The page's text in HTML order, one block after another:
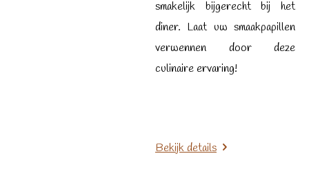
smakelijk bijgerecht bij het
diner. Laat uw smaakpapillen
verwennen door deze
culinaire ervaring!
Bekijk details